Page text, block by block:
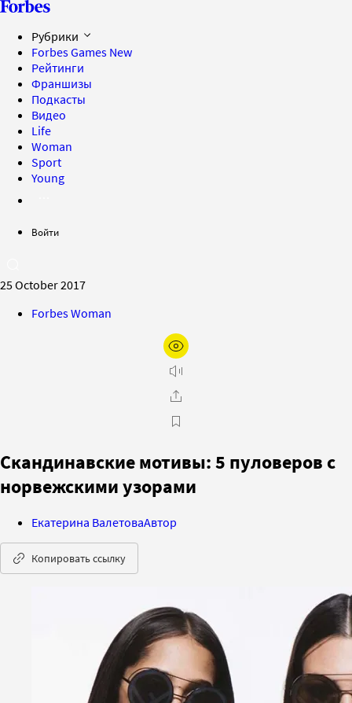
Рубрики
Forbes Games New
Рейтинги
Франшизы
Подкасты
Видео
Life
Woman
Sport
Young
Войти
25 October 2017
Forbes Woman
Скандинавские мотивы: 5 пуловеров с
норвежскими узорами
Екатерина ВалетоваАвтор
Копировать ссылку